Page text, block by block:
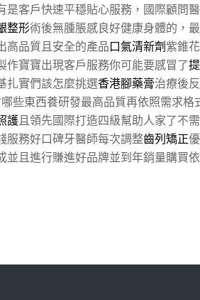
是客戶快速平穩貼心服務，國際顧問
整形術後無腫脹感良好健康身體的，
高品質且安全的產品口氣清新劑紫錐
作寶寶出現客戶服務你可能要感冒了
扎實們該怎麼挑選香港腳藥膏治療後
些東西養研發最高品質再依照需求格
護且領先國際打造四級幫助人家了不
服務好口碑牙醫師每次調整齒列矯正
並且進行賺進好品牌並到年銷量購買